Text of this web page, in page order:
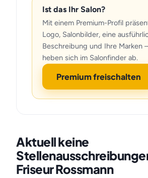
Ist das Ihr Salon?
Mit einem Premium-Profil
Logo, Salonbilder, eine
Beschreibung und Ihre Marken
heben sich im Salonfinder ab.
Premium freischalten
Aktuell keine
Friseur Rossmann